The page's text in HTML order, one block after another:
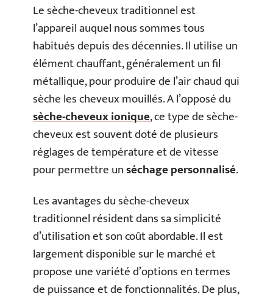
Le sèche-cheveux traditionnel est
l’appareil auquel nous sommes tous
habitués depuis des décennies. Il utilise un
élément chauffant, généralement un fil
métallique, pour produire de l’air chaud qui
sèche les cheveux mouillés. A l’opposé du
sèche-cheveux ionique, ce type de sèche-
cheveux est souvent doté de plusieurs
réglages de température et de vitesse
pour permettre unséchage personnalisé.
Les avantages du sèche-cheveux
traditionnel résident dans sa simplicité
d’utilisation et son coût abordable. Il est
largement disponible sur le marché et
propose une variété d’options en termes
de puissance et de fonctionnalités. De plus,